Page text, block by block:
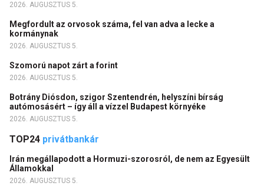
2026. AUGUSZTUS 5.
Megfordult az orvosok száma, fel van adva a lecke a
kormánynak
2026. AUGUSZTUS 5.
Szomorú napot zárt a forint
2026. AUGUSZTUS 5.
Botrány Diósdon, szigor Szentendrén, helyszíni bírság
autómosásért – így áll a vízzel Budapest környéke
2026. AUGUSZTUS 5.
TOP24 privátbankár
Irán megállapodott a Hormuzi-szorosról, de nem az Egyesült
Államokkal
2026. AUGUSZTUS 5.